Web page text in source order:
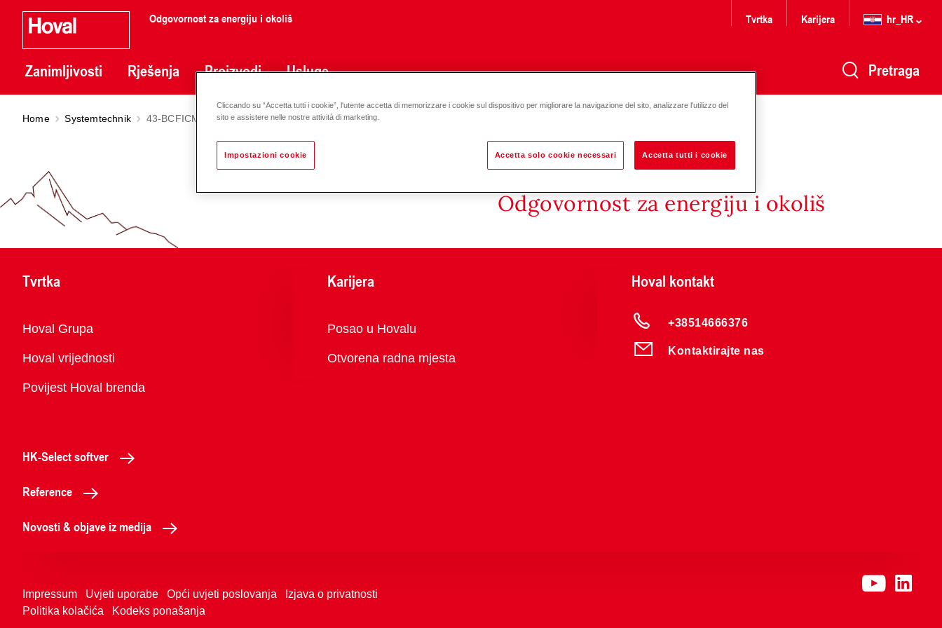
Odgovornost za energiju i okoliš
Zanimljivosti Rješenja Proizvodi Usluge
Tvrtka Karijera hr_HR
Pretraga
Home Systemtechnik 43-BCFICM-4050WPF
Odgovornost za energiju i okoliš
Tvrtka
Pregled
Hoval Grupa
Hoval vrijednosti
Povijest Hoval brenda
Karijera
Pregled
Posao u Hovalu
Otvorena radna mjesta
Hoval kontakt
+38514666376
Kontaktirajte nas
HK-Select softver
Reference
Novosti & objave iz medija
Impressum Uvjeti uporabe Opći uvjeti poslovanja
Izjava o privatnosti
Politika kolačića
Kodeks ponašanja
Cliccando su “Accetta tutti i cookie”, l'utente accetta di memorizzare i cookie sul dispositivo per migliorare la navigazione del sito, analizzare l'utilizzo del
sito e assistere nelle nostre attività di marketing.
Impostazioni cookie Accetta solo cookie necessari Accetta tutti i cookie